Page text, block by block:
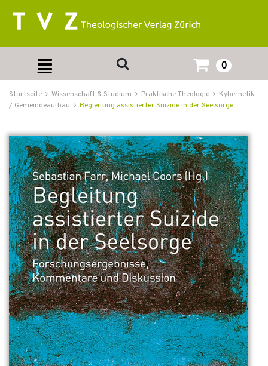
0
Startseite Wissenschaft & Studium Praktische Theologie
Kybernetik
/ Gemeindeaufbau
Begleitung assistierter Suizide in der Seelsorge